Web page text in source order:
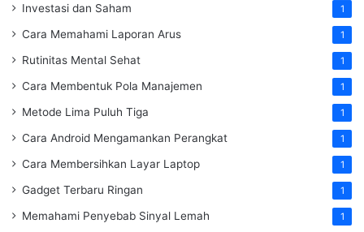
Investasi dan Saham 1
Cara Memahami Laporan Arus 1
Rutinitas Mental Sehat 1
Cara Membentuk Pola Manajemen 1
Metode Lima Puluh Tiga 1
Cara Android Mengamankan Perangkat 1
Cara Membersihkan Layar Laptop 1
Gadget Terbaru Ringan 1
Memahami Penyebab Sinyal Lemah 1